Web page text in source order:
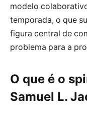
modelo
temporada, o que
figura central de
problema para a
O que é o
Samuel L.